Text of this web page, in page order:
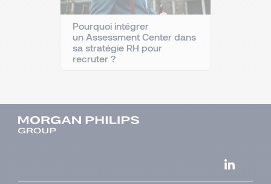
Pourquoi intégrer
un Assessment Center dans
sa stratégie RH pour
recruter ?